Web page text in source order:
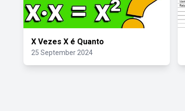
X Vezes X é Quanto
25 September 2024